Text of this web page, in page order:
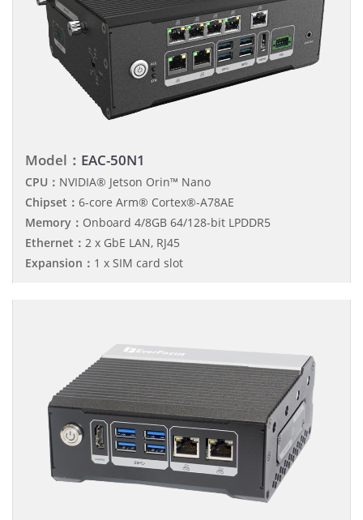
Model： EAC-50N1
CPU： NVIDIA® Jetson Orin™ Nano
Chipset： 6-core Arm® Cortex®-A78AE
Memory： Onboard 4/8GB 64/128-bit LPDDR5
Ethernet： 2 x GbE LAN, RJ45
Expansion： 1 x SIM card slot